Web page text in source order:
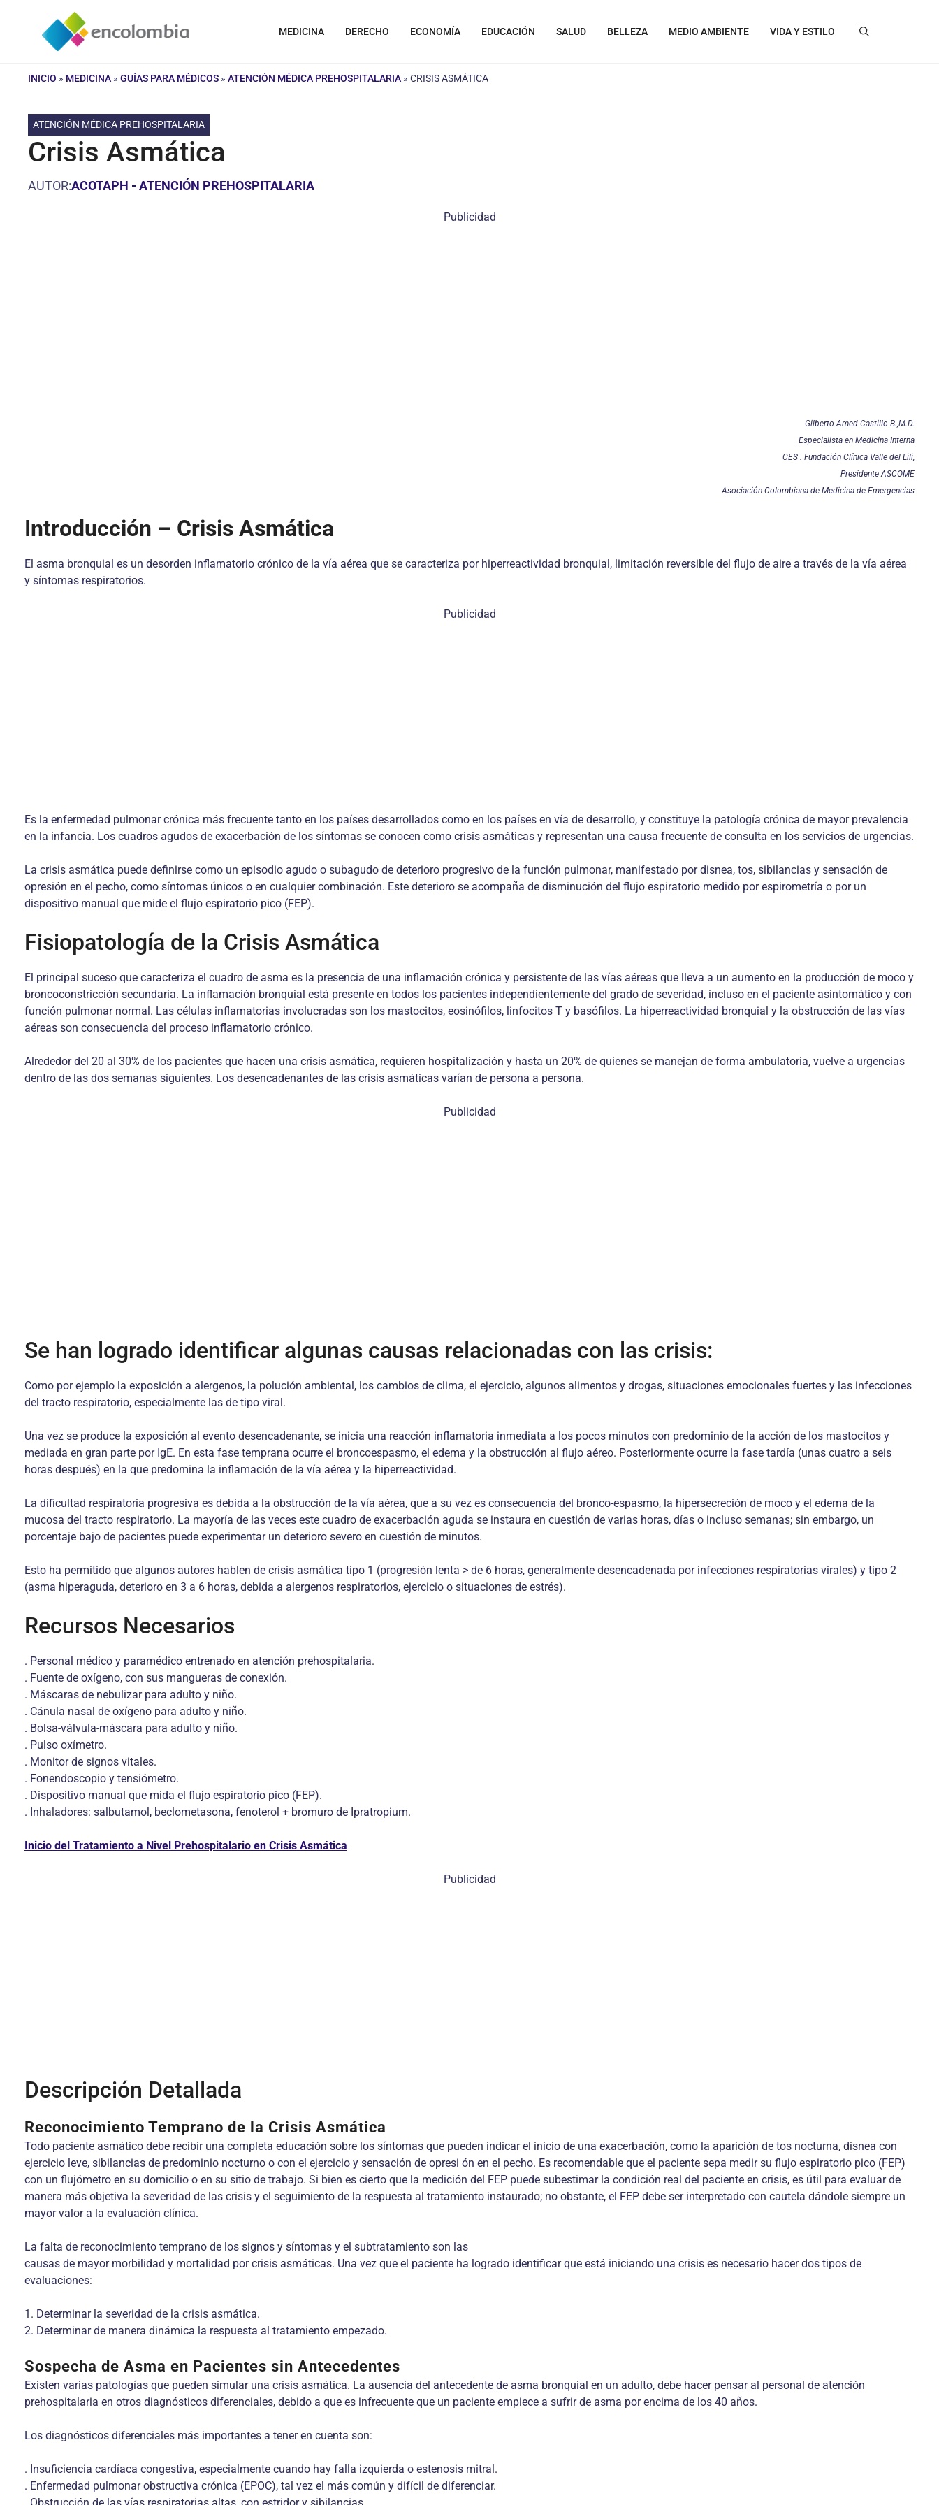
contenido
MEDICINA DERECHO ECONOMÍA EDUCACIÓN SALUD BELLEZA MEDIO AMBIENTE VIDA Y ESTILO
INICIO » MEDICINA » GUÍAS PARA MÉDICOS » ATENCIÓN MÉDICA PREHOSPITALARIA » CRISIS ASMÁTICA
ATENCIÓN MÉDICA PREHOSPITALARIA
Crisis Asmática
AUTOR:ACOTAPH - ATENCIÓN PREHOSPITALARIA
Publicidad
Gilberto Amed Castillo B.,M.D.
Especialista en Medicina Interna
CES . Fundación Clínica Valle del Lili,
Presidente ASCOME
Asociación Colombiana de Medicina de Emergencias
Introducción – Crisis Asmática
El asma bronquial es un desorden inflamatorio crónico de la vía aérea que se caracteriza por hiperreactividad bronquial, limitación reversible del flujo de aire a través de la vía aérea
y síntomas respiratorios.
Publicidad
Es la enfermedad pulmonar crónica más frecuente tanto en los países desarrollados como en los países en vía de desarrollo, y constituye la patología crónica de mayor prevalencia
en la infancia. Los cuadros agudos de exacerbación de los síntomas se conocen como crisis asmáticas y representan una causa frecuente de consulta en los servicios de urgencias.
La crisis asmática puede definirse como un episodio agudo o subagudo de deterioro progresivo de la función pulmonar, manifestado por disnea, tos, sibilancias y sensación de
opresión en el pecho, como síntomas únicos o en cualquier combinación. Este deterioro se acompaña de disminución del flujo espiratorio medido por espirometría o por un
dispositivo manual que mide el flujo espiratorio pico (FEP).
Fisiopatología de la Crisis Asmática
El principal suceso que caracteriza el cuadro de asma es la presencia de una inflamación crónica y persistente de las vías aéreas que lleva a un aumento en la producción de moco y
broncoconstricción secundaria. La inflamación bronquial está presente en todos los pacientes independientemente del grado de severidad, incluso en el paciente asintomático y con
función pulmonar normal. Las células inflamatorias involucradas son los mastocitos, eosinófilos, linfocitos T y basófilos. La hiperreactividad bronquial y la obstrucción de las vías
aéreas son consecuencia del proceso inflamatorio crónico.
Alrededor del 20 al 30% de los pacientes que hacen una crisis asmática, requieren hospitalización y hasta un 20% de quienes se manejan de forma ambulatoria, vuelve a urgencias
dentro de las dos semanas siguientes. Los desencadenantes de las crisis asmáticas varían de persona a persona.
Publicidad
Se han logrado identificar algunas causas relacionadas con las crisis:
Como por ejemplo la exposición a alergenos, la polución ambiental, los cambios de clima, el ejercicio, algunos alimentos y drogas, situaciones emocionales fuertes y las infecciones
del tracto respiratorio, especialmente las de tipo viral.
Una vez se produce la exposición al evento desencadenante, se inicia una reacción inflamatoria inmediata a los pocos minutos con predominio de la acción de los mastocitos y
mediada en gran parte por IgE. En esta fase temprana ocurre el broncoespasmo, el edema y la obstrucción al flujo aéreo. Posteriormente ocurre la fase tardía (unas cuatro a seis
horas después) en la que predomina la inflamación de la vía aérea y la hiperreactividad.
La dificultad respiratoria progresiva es debida a la obstrucción de la vía aérea, que a su vez es consecuencia del bronco-espasmo, la hipersecreción de moco y el edema de la
mucosa del tracto respiratorio. La mayoría de las veces este cuadro de exacerbación aguda se instaura en cuestión de varias horas, días o incluso semanas; sin embargo, un
porcentaje bajo de pacientes puede experimentar un deterioro severo en cuestión de minutos.
Esto ha permitido que algunos autores hablen de crisis asmática tipo 1 (progresión lenta > de 6 horas, generalmente desencadenada por infecciones respiratorias virales) y tipo 2
(asma hiperaguda, deterioro en 3 a 6 horas, debida a alergenos respiratorios, ejercicio o situaciones de estrés).
Recursos Necesarios
. Personal médico y paramédico entrenado en atención prehospitalaria.
. Fuente de oxígeno, con sus mangueras de conexión.
. Máscaras de nebulizar para adulto y niño.
. Cánula nasal de oxígeno para adulto y niño.
. Bolsa-válvula-máscara para adulto y niño.
. Pulso oxímetro.
. Monitor de signos vitales.
. Fonendoscopio y tensiómetro.
. Dispositivo manual que mida el flujo espiratorio pico (FEP).
. Inhaladores: salbutamol, beclometasona, fenoterol + bromuro de Ipratropium.
Inicio del Tratamiento a Nivel Prehospitalario en Crisis Asmática
Publicidad
Descripción Detallada
Reconocimiento Temprano de la Crisis Asmática
Todo paciente asmático debe recibir una completa educación sobre los síntomas que pueden indicar el inicio de una exacerbación, como la aparición de tos nocturna, disnea con
ejercicio leve, sibilancias de predominio nocturno o con el ejercicio y sensación de opresi ón en el pecho. Es recomendable que el paciente sepa medir su flujo espiratorio pico (FEP)
con un flujómetro en su domicilio o en su sitio de trabajo. Si bien es cierto que la medición del FEP puede subestimar la condición real del paciente en crisis, es útil para evaluar de
manera más objetiva la severidad de las crisis y el seguimiento de la respuesta al tratamiento instaurado; no obstante, el FEP debe ser interpretado con cautela dándole siempre un
mayor valor a la evaluación clínica.
La falta de reconocimiento temprano de los signos y síntomas y el subtratamiento son las
causas de mayor morbilidad y mortalidad por crisis asmáticas. Una vez que el paciente ha logrado identificar que está iniciando una crisis es necesario hacer dos tipos de
evaluaciones:
1. Determinar la severidad de la crisis asmática.
2. Determinar de manera dinámica la respuesta al tratamiento empezado.
Sospecha de Asma en Pacientes sin Antecedentes
Existen varias patologías que pueden simular una crisis asmática. La ausencia del antecedente de asma bronquial en un adulto, debe hacer pensar al personal de atención
prehospitalaria en otros diagnósticos diferenciales, debido a que es infrecuente que un paciente empiece a sufrir de asma por encima de los 40 años.
Los diagnósticos diferenciales más importantes a tener en cuenta son:
. Insuficiencia cardíaca congestiva, especialmente cuando hay falla izquierda o estenosis mitral.
. Enfermedad pulmonar obstructiva crónica (EPOC), tal vez el más común y difícil de diferenciar.